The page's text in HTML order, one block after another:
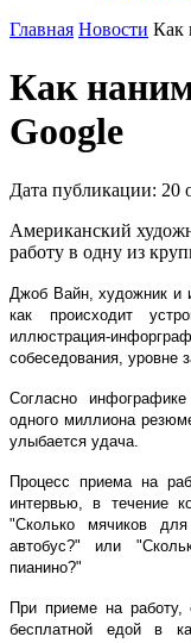
Главная Новости Как
Как
Google
Дата публикации: 20
Американский
работу в одну из
Джоб Вайн, художник и
как происходит
иллюстрация-
собеседования, уровне
Согласно
одного миллиона
улыбается удача.
Процесс приема на
интервью, в течение
"Сколько мячиков
автобус?" или
пианино?"
При приеме на работу,
бесплатной едой в